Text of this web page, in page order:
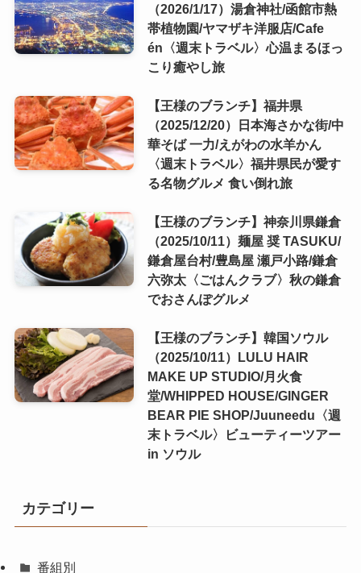
（2026/1/17）湯倉神社/函館市熱
帯植物園/ヤマザキ洋服店/Cafe
én〈週末トラベル〉心温まるほっ
こり癒やし旅
【王様のブランチ】福井県
（2025/12/20）日本海さかな街/中
華そば 一力/えがわの水羊かん
〈週末トラベル〉福井県民が愛す
る名物グルメ 食い倒れ旅
【王様のブランチ】神奈川県鎌倉
（2025/10/11）麺屋 奨 TASUKU/
鎌倉屋台村/豊島屋 瀬戸小路/鎌倉
六弥太〈ごはんクラブ〉秋の鎌倉
でおさんぽグルメ
【王様のブランチ】韓国ソウル
（2025/10/11）LULU HAIR
MAKE UP STUDIO/月火食
堂/WHIPPED HOUSE/GINGER
BEAR PIE SHOP/Juuneedu〈週
末トラベル〉ビューティーツアー
in ソウル
カテゴリー
番組別